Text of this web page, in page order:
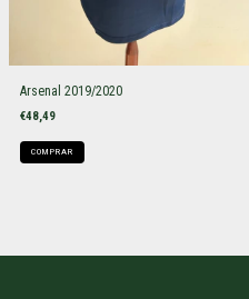
Arsenal 2019/2020
€48,49
COMPRAR